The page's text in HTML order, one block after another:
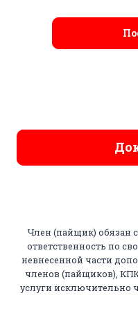
Член (пайщик) обязан
ответственность по
невнесенной части
членов (пайщиков),
услуги исключительно